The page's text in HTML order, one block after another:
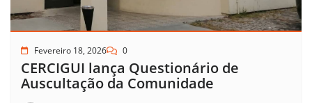
Fevereiro 18, 2026 0
CERCIGUI lança Questionário de
Auscultação da Comunidade